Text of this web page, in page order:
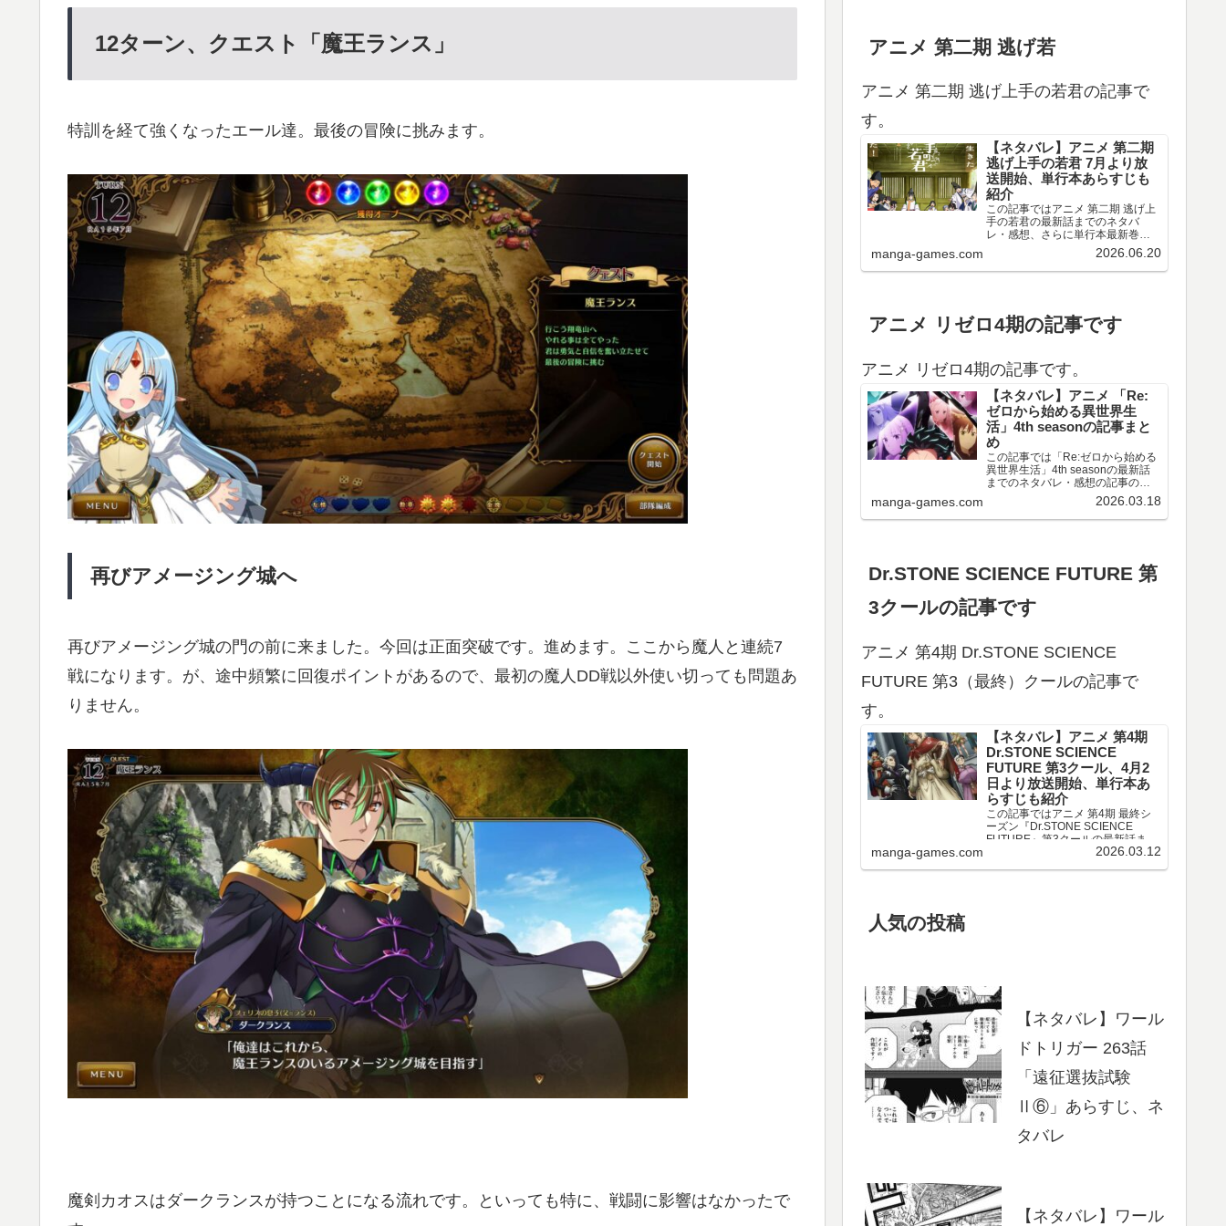
12ターン、クエスト「魔王ランス」
特訓を経て強くなったエール達。最後の冒険に挑みます。
再びアメージング城へ
再びアメージング城の門の前に来ました。今回は正面突破です。進めます。ここから魔人と連続7
戦になります。が、途中頻繁に回復ポイントがあるので、最初の魔人DD戦以外使い切っても問題あ
りません。
魔剣カオスはダークランスが持つことになる流れです。といっても特に、戦闘に影響はなかったで
アニメ 第二期 逃げ若
アニメ 第二期 逃げ上手の若君の記事で
す。
【ネタバレ】アニメ 第二期
逃げ上手の若君 7月より放
送開始、単行本あらすじも
紹介
この記事ではアニメ 第二期 逃げ上
手の若君の最新話までのネタバ
レ・感想、さらに単行本最新巻ま
でのあらすじ・まとめ等をご紹介
します。TVアニメ 逃げ上手の若君
第十三～十五回のネタバレ、感想
manga-games.com 2026.06.20
アニメ リゼロ4期の記事です
アニメ リゼロ4期の記事です。
【ネタバレ】アニメ 「Re:
ゼロから始める異世界生
活」4th seasonの記事まと
め
この記事では「Re:ゼロから始める
異世界生活」4th seasonの最新話
までのネタバレ・感想の記事のリ
ンクや、情報などをまとめていま
す。アニメ 「Re:ゼロから始める異
世界生活」4th season 第67～77話
manga-games.com 2026.03.18
Dr.STONE SCIENCE FUTURE 第
3クールの記事です
アニメ 第4期 Dr.STONE SCIENCE
FUTURE 第3（最終）クールの記事で
す。
【ネタバレ】アニメ 第4期
Dr.STONE SCIENCE
FUTURE 第3クール、4月2
日より放送開始、単行本あ
らすじも紹介
この記事ではアニメ 第4期 最終シ
ーズン『Dr.STONE SCIENCE
FUTURE』第3クールの最新話まで
のネタバレ・感想、さらに単行本
manga-games.com 2026.03.12
人気の投稿
【ネタバレ】ワール
ドトリガー 263話
「遠征選抜試験
Ⅱ⑥」あらすじ、ネ
タバレ
【ネタバレ】ワール